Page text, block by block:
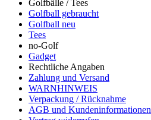
Golfbälle / Tees
Golfball gebraucht
Golfball neu
Tees
no-Golf
Gadget
Rechtliche Angaben
Zahlung und Versand
WARNHINWEIS
Verpackung / Rücknahme
AGB und Kundeninformationen